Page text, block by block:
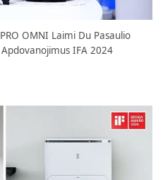
OMNI Laimi Du Pasaulio
IFA 2024